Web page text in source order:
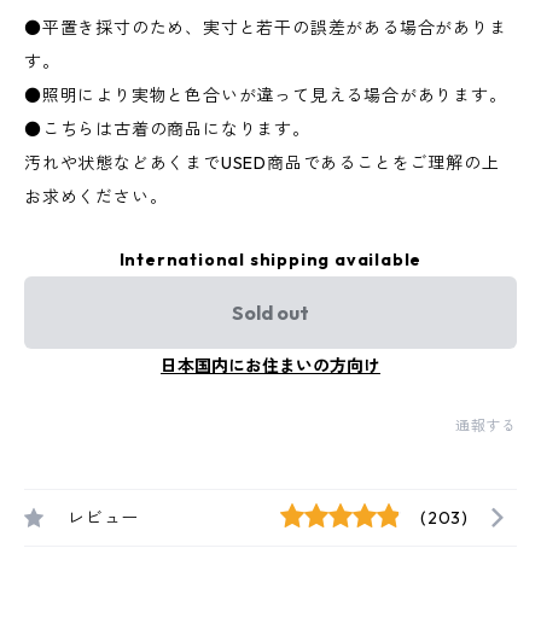
●平置き採寸のため、実寸と若干の誤差がある場合がありま
す。
●照明により実物と色合いが違って見える場合があります。
●こちらは古着の商品になります。
汚れや状態などあくまでUSED商品であることをご理解の上
お求めください。
International shipping available
Sold out
日本国内にお住まいの方向け
通報する
レビュー (203)